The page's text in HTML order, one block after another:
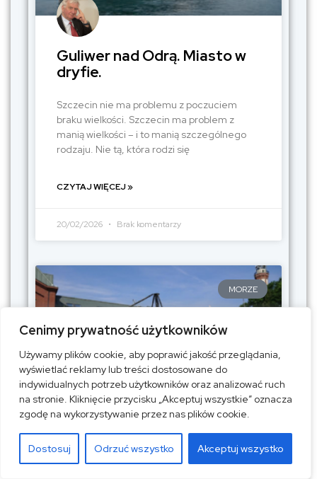
Cenimy prywatność użytkowników
Używamy plików cookie, aby poprawić jakość przeglądania,
wyświetlać reklamy lub treści dostosowane do
indywidualnych potrzeb użytkowników oraz analizować ruch
na stronie. Kliknięcie przycisku „Akceptuj wszystkie” oznacza
zgodę na wykorzystywanie przez nas plików cookie.
Dostosuj Odrzuć wszystko Akceptuj wszystko
Guliwer nad Odrą. Miasto w
dryfie.
Szczecin nie ma problemu z poczuciem
braku wielkości. Szczecin ma problem z
manią wielkości – i to manią szczególnego
rodzaju. Nie tą, która rodzi się
CZYTAJ WIĘCEJ »
20/02/2026 Brak komentarzy
MORZE
Szczecin – morska stolica
Marsa cz. 10